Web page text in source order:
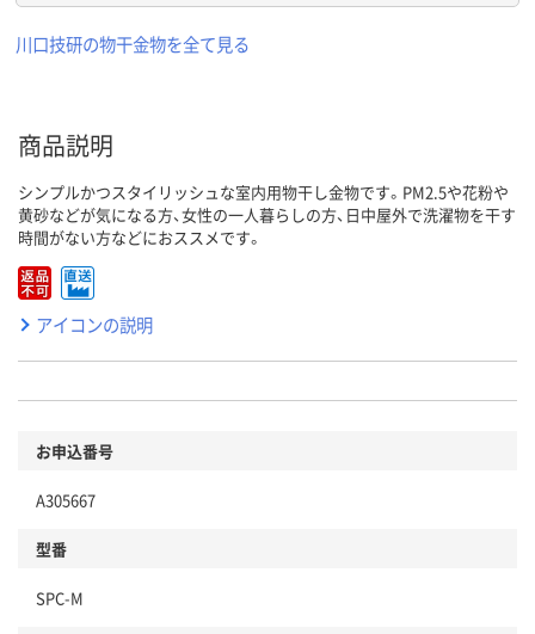
川口技研の物干金物を全て見る
商品説明
シンプルかつスタイリッシュな室内用物干し金物です。PM2.5や花粉や
黄砂などが気になる方、女性の一人暮らしの方、日中屋外で洗濯物を干す
時間がない方などにおススメです。
アイコンの説明
お申込番号
A305667
型番
SPC-M